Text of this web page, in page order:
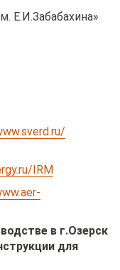
IRM
в г.Озерск
для